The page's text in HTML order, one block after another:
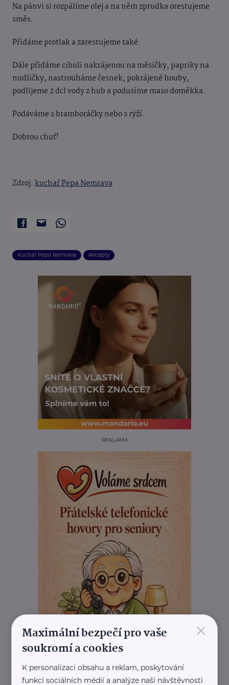
Na pánvi si rozpálíme olej a na něm zprudka orestujeme
směs.
Přidáme protlak a zarestujeme také.
Dále přidáme cibuli nakrájenou na měsíčky, papriky na
nudličky, nastrouháme česnek, pokrájené houby,
podlijeme 2 dcl vody z hub a podusíme maso doměkka.
Podáváme s bramboráčky nebo s rýží.
Dobrou chuť!
Zdroj: kuchař Pepa Nemrava
Kuchař Pepa Nemrava Recepty
REKLAMA
×
Maximální bezpečí pro vaše
soukromí a cookies
K personalizaci obsahu a reklam, poskytování
funkcí sociálních médií a analýze naší návštěvnosti